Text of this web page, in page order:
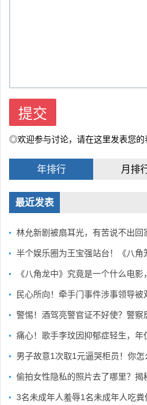
◎欢迎参与讨论，请在这里发表您的
年排行 月排
最近发表
林允新剧被扇耳光，有苦说不出回
半个娱乐圈为王宝强站台！《八
《八角龙中》究竟是一个什么电影
民心所向！牵手门事件涉事领导被
警惕！酒驾亮警官证不好使？警察
痛心！歌手李玟因抑郁症轻生，年
男子故意1次取1元逼哭柜员！你怎
偷拍女性隐私的照片去了哪里？揭
3名未成年人羞辱1名未成年人吃粪